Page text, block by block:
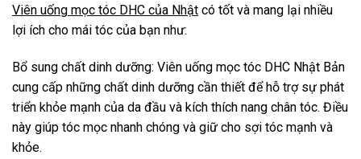
Viên uống mọc tóc DHC của Nhật có tốt và mang lại nhiều
lợi ích cho mái tóc của bạn như:
Bổ sung chất dinh dưỡng: Viên uống mọc tóc DHC Nhật Bản
cung cấp những chất dinh dưỡng cần thiết để hỗ trợ sự phát
triển khỏe mạnh của da đầu và kích thích nang chân tóc. Điều
này giúp tóc mọc nhanh chóng và giữ cho sợi tóc mạnh và
khỏe.